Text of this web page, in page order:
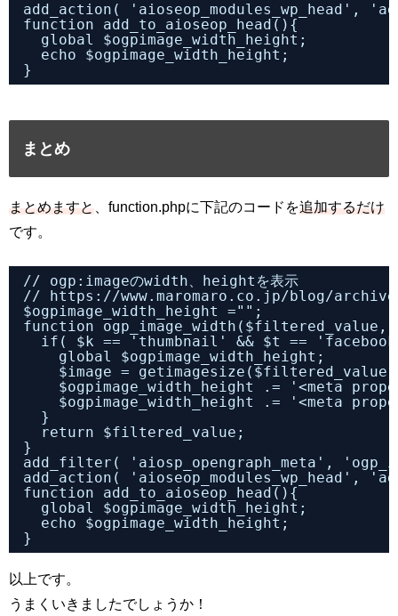
add_action( 'aioseop_modules_wp_head',
function add_to_aioseop_head(){
global $ogpimage_width_height;
echo $ogpimage_width_height;
}
まとめ
まとめますと 、function.phpに下記のコードを追加するだけ
です。
// ogp:imageのwidth、heightを表示
// https://www.maromaro.co.jp/blog/
$ogpimage_width_height ="";
function
if( $k == 'thumbnail' && $t ==
global $ogpimage_width_height;
$image =
$ogpimage_width_height .= '<meta
$ogpimage_width_height .= '<meta
}
return $filtered_value;
}
add_filter( 'aiosp_opengraph_meta',
add_action( 'aioseop_modules_wp_head',
function add_to_aioseop_head(){
global $ogpimage_width_height;
echo $ogpimage_width_height;
}
以上です。
うまくいきましたでしょうか！